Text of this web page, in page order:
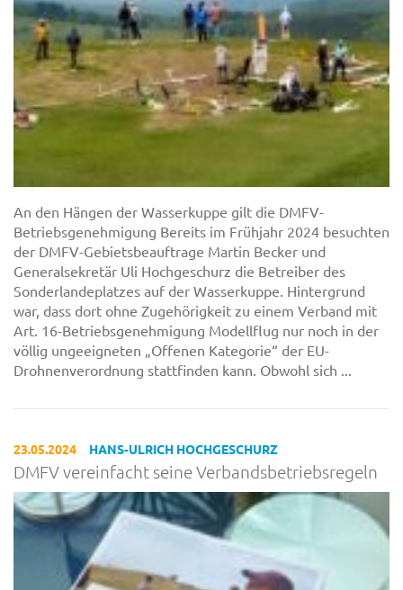
An den Hängen der Wasserkuppe gilt die DMFV-
Betriebsgenehmigung Bereits im Frühjahr 2024 besuchten
der DMFV-Gebietsbeauftrage Martin Becker und
Generalsekretär Uli Hochgeschurz die Betreiber des
Sonderlandeplatzes auf der Wasserkuppe. Hintergrund
war, dass dort ohne Zugehörigkeit zu einem Verband mit
Art. 16-Betriebsgenehmigung Modellflug nur noch in der
völlig ungeeigneten „Offenen Kategorie“ der EU-
Drohnenverordnung stattfinden kann. Obwohl sich ...
23.05.2024 HANS-ULRICH HOCHGESCHURZ
DMFV vereinfacht seine Verbandsbetriebsregeln